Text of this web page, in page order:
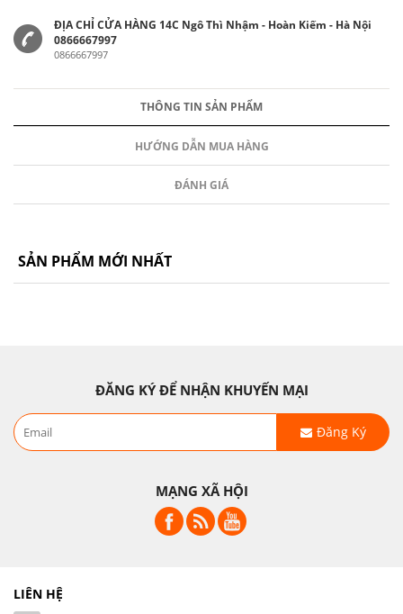
ĐỊA CHỈ CỬA HÀNG 14C Ngô Thì Nhậm - Hoàn Kiếm - Hà Nội
0866667997
0866667997
THÔNG TIN SẢN PHẨM
HƯỚNG DẪN MUA HÀNG
ĐÁNH GIÁ
SẢN PHẨM MỚI NHẤT
ĐĂNG KÝ ĐỂ NHẬN KHUYẾN MẠI
Đăng Ký
MẠNG XÃ HỘI
LIÊN HỆ